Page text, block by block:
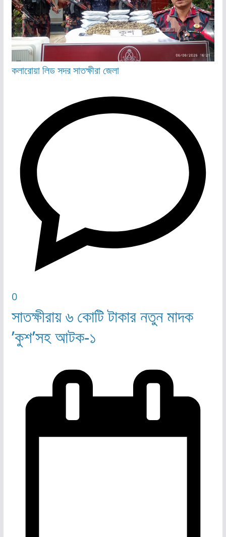
কলারোয়ালিডসদরসাতক্ষীরা জেলা
0
সাতক্ষীরায় ৬ কোটি টাকার নতুন মাদক
’কুশ’সহ আটক-১